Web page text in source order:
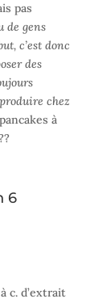
pas
de gens
c’est donc
des
chez
à
6
c. d’extrait